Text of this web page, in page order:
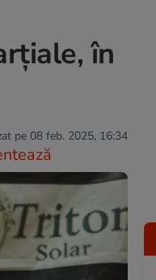
în
pe 08 feb. 2025, 16:34